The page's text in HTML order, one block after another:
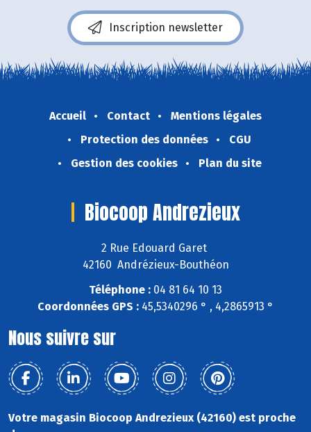
Inscription newsletter
Accueil Contact
Mentions légales
Protection des données
CGU
Gestion des cookies
Plan du site
Biocoop Andrezieux
2 Rue Edouard Garet
42160 Andrézieux-Bouthéon
Téléphone : 04 81 64 10 13
Coordonnées GPS : 45,5340296 ° , 4,2865913 °
Nous suivre sur
Votre magasin Biocoop Andrezieux (42160) est proche